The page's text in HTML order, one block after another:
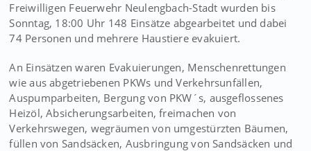
Freiwilligen Feuerwehr Neulengbach-Stadt wurden bis
Sonntag, 18:00 Uhr 148 Einsätze abgearbeitet und dabei
74 Personen und mehrere Haustiere evakuiert.
An Einsätzen waren Evakuierungen, Menschenrettungen
wie aus abgetriebenen PKWs und Verkehrsunfällen,
Auspumparbeiten, Bergung von PKW´s, ausgeflossenes
Heizöl, Absicherungsarbeiten, freimachen von
Verkehrswegen, wegräumen von umgestürzten Bäumen,
füllen von Sandsäcken, Ausbringung von Sandsäcken und